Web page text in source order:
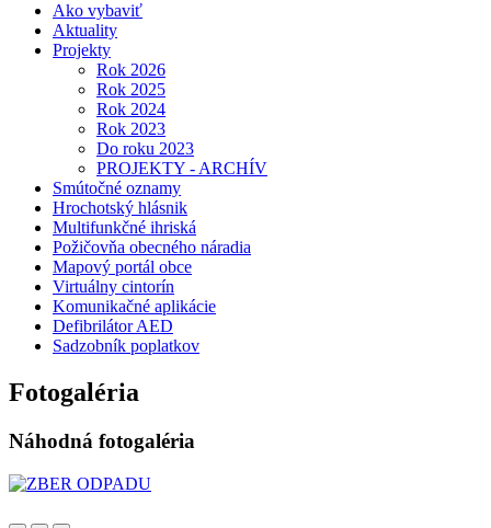
Ako vybaviť
Aktuality
Projekty
Rok 2026
Rok 2025
Rok 2024
Rok 2023
Do roku 2023
PROJEKTY - ARCHÍV
Smútočné oznamy
Hrochotský hlásnik
Multifunkčné ihriská
Požičovňa obecného náradia
Mapový portál obce
Virtuálny cintorín
Komunikačné aplikácie
Defibrilátor AED
Sadzobník poplatkov
Fotogaléria
Náhodná fotogaléria